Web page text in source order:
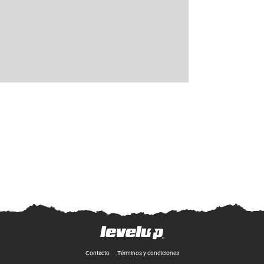
Contacto Términos y condiciones